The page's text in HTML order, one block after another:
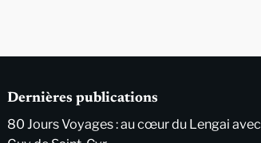
Dernières publications
80 Jours Voyages : au cœur du Lengai avec